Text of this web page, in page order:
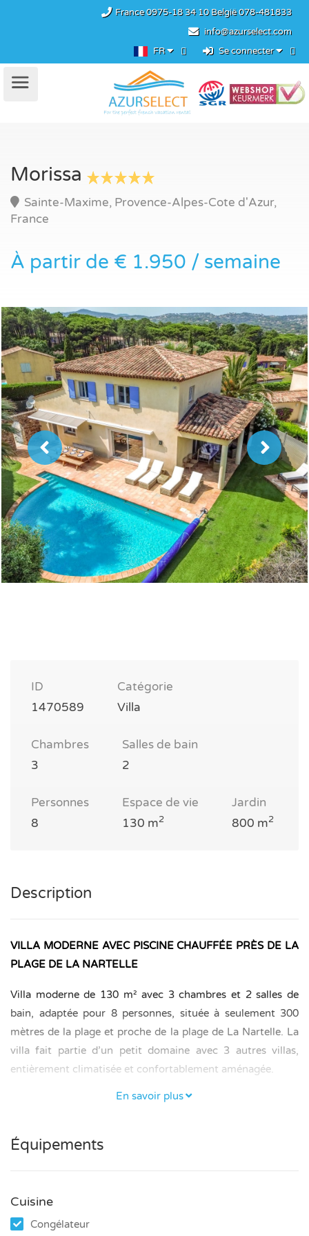
France0975-18 34 10België078-481833
info@azurselect.com
FR
Se connecter
Morissa
Sainte-Maxime, Provence-Alpes-Cote d'Azur,
France
À partir de € 1.950 / semaine
ID
1470589
Catégorie
Villa
Chambres
3
Salles de bain
2
Personnes
8
Espace de vie
130 m2
Jardin
800 m2
Description
VILLA MODERNE AVEC PISCINE CHAUFFÉE PRÈS DE LA
PLAGE DE LA NARTELLE
Villa moderne de 130 m² avec 3 chambres et 2 salles de
bain, adaptée pour 8 personnes, située à seulement 300
mètres de la plage et proche de la plage de La Nartelle. La
villa fait partie d’un petit domaine avec 3 autres villas,
entièrement climatisée et confortablement aménagée.
CHAMBRES ET SALLES DE BAIN
200 cm) et salle de bain avec douche.
– Chambre 3 : 2 lits superposés (80 × 200 cm chacun).
– Chambre 2 et 3 partagent une salle de bain avec douche.
En savoir plus
Équipements
Cuisine
Congélateur